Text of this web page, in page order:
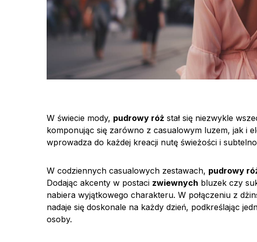
W świecie mody, pudrowy róż stał się niezwykle
komponując się zarówno z casualowym luzem, jak i
wprowadza do każdej kreacji nutę świeżości i
W codziennych casualowych zestawach, pudrowy
Dodając akcenty w postaci zwiewnych bluzek czy
nabiera wyjątkowego charakteru. W połączeniu z
nadaje się doskonale na każdy dzień, podkreślając
osoby.